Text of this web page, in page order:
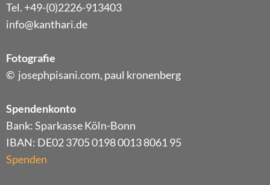
Tel. +49-(0)2226-913403
info@kanthari.de
Fotografie
© josephpisani.com, paul kronenberg
Spendenkonto
Bank: Sparkasse Köln-Bonn
IBAN: DE02 3705 0198 0013 8061 95
Spenden